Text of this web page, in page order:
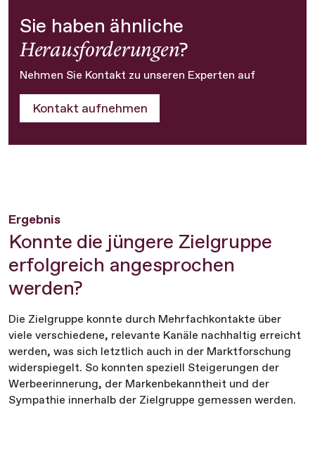
Sie haben ähnliche
Herausforderungen?
Nehmen Sie Kontakt zu unseren Experten auf
Kontakt aufnehmen
Ergebnis
Konnte die jüngere Zielgruppe
erfolgreich angesprochen
werden?
Die Zielgruppe konnte durch Mehrfachkontakte über
viele verschiedene, relevante Kanäle nachhaltig erreicht
werden, was sich letztlich auch in der Marktforschung
widerspiegelt. So konnten speziell Steigerungen der
Werbeerinnerung, der Markenbekanntheit und der
Sympathie innerhalb der Zielgruppe gemessen werden.